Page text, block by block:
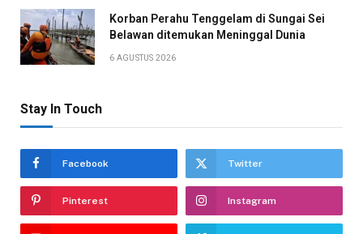
Korban Perahu Tenggelam di Sungai Sei
Belawan ditemukan Meninggal Dunia
6 AGUSTUS 2026
Stay In Touch
Facebook Twitter
Pinterest Instagram